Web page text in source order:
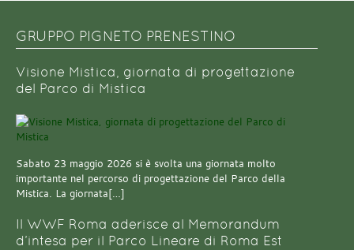
GRUPPO PIGNETO PRENESTINO
Visione Mistica, giornata di progettazione
del Parco di Mistica
Sabato 23 maggio 2026 si è svolta una giornata molto
importante nel percorso di progettazione del Parco della
Mistica. La giornata[…]
Il WWF Roma aderisce al Memorandum
d’intesa per il Parco Lineare di Roma Est